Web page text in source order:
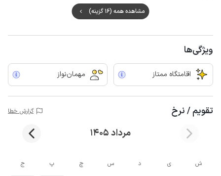
مشاهده همه (16 گزینه)
ویژگی‌ها
اقامتگاه ممتاز مهمان‌نواز
تقویم / نرخ گزارش خطا
مرداد 1405
ش ی د س چ پ ج